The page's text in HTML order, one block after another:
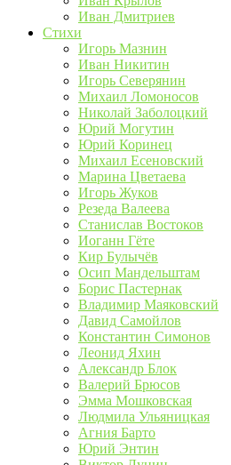
Иван Дмитриев
Стихи
Игорь Мазнин
Иван Никитин
Игорь Северянин
Михаил Ломоносов
Николай Заболоцкий
Юрий Могутин
Юрий Коринец
Михаил Есеновский
Марина Цветаева
Игорь Жуков
Резеда Валеева
Станислав Востоков
Иоганн Гёте
Кир Булычёв
Осип Мандельштам
Борис Пастернак
Владимир Маяковский
Давид Самойлов
Константин Симонов
Леонид Яхин
Александр Блок
Валерий Брюсов
Эмма Мошковская
Людмила Ульяницкая
Агния Барто
Юрий Энтин